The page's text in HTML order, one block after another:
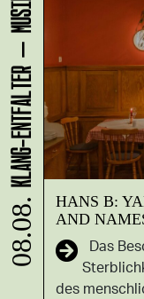
HANS B:
AND
Das
des
08.08.